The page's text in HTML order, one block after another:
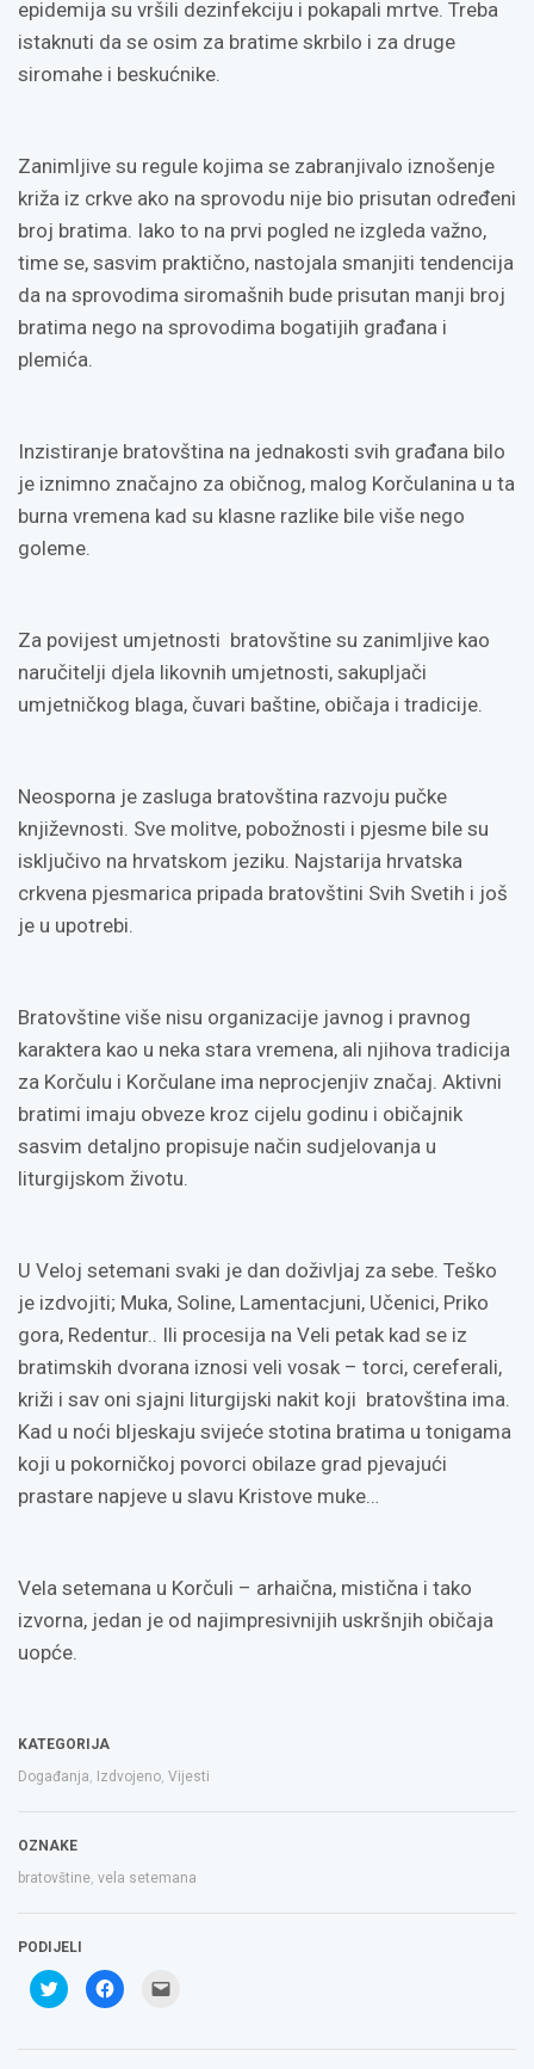
epidemija su vršili dezinfekciju i pokapali mrtve. Treba
istaknuti da se osim za bratime skrbilo i za druge
siromahe i beskućnike.
Zanimljive su regule kojima se zabranjivalo iznošenje
križa iz crkve ako na sprovodu nije bio prisutan određeni
broj bratima. Iako to na prvi pogled ne izgleda važno,
time se, sasvim praktično, nastojala smanjiti tendencija
da na sprovodima siromašnih bude prisutan manji broj
bratima nego na sprovodima bogatijih građana i
plemića.
Inzistiranje bratovština na jednakosti svih građana bilo
je iznimno značajno za običnog, malog Korčulanina u ta
burna vremena kad su klasne razlike bile više nego
goleme.
Za povijest umjetnosti bratovštine su zanimljive kao
naručitelji djela likovnih umjetnosti, sakupljači
umjetničkog blaga, čuvari baštine, običaja i tradicije.
Neosporna je zasluga bratovština razvoju pučke
književnosti. Sve molitve, pobožnosti i pjesme bile su
isključivo na hrvatskom jeziku. Najstarija hrvatska
crkvena pjesmarica pripada bratovštini Svih Svetih i još
je u upotrebi.
Bratovštine više nisu organizacije javnog i pravnog
karaktera kao u neka stara vremena, ali njihova tradicija
za Korčulu i Korčulane ima neprocjenjiv značaj. Aktivni
bratimi imaju obveze kroz cijelu godinu i običajnik
sasvim detaljno propisuje način sudjelovanja u
liturgijskom životu.
U Veloj setemani svaki je dan doživljaj za sebe. Teško
je izdvojiti; Muka, Soline, Lamentacjuni, Učenici, Priko
gora, Redentur.. Ili procesija na Veli petak kad se iz
bratimskih dvorana iznosi veli vosak – torci, cereferali,
križi i sav oni sjajni liturgijski nakit koji bratovština ima.
Kad u noći bljeskaju svijeće stotina bratima u tonigama
koji u pokorničkoj povorci obilaze grad pjevajući
prastare napjeve u slavu Kristove muke…
Vela setemana u Korčuli – arhaična, mistična i tako
izvorna, jedan je od najimpresivnijih uskršnjih običaja
uopće.
KATEGORIJA
Događanja, Izdvojeno, Vijesti
OZNAKE
bratovštine, vela setemana
PODIJELI
Podijeli
na
Twitteru
u
Klikom
podijelite
u to